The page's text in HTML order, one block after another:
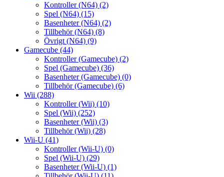
Kontroller (N64) (2)
Spel (N64) (15)
Basenheter (N64) (2)
Tillbehör (N64) (8)
Övrigt (N64) (9)
Gamecube (44)
Kontroller (Gamecube) (2)
Spel (Gamecube) (36)
Basenheter (Gamecube) (0)
Tillbehör (Gamecube) (6)
Wii (288)
Kontroller (Wii) (10)
Spel (Wii) (252)
Basenheter (Wii) (3)
Tillbehör (Wii) (28)
Wii-U (41)
Kontroller (Wii-U) (0)
Spel (Wii-U) (29)
Basenheter (Wii-U) (1)